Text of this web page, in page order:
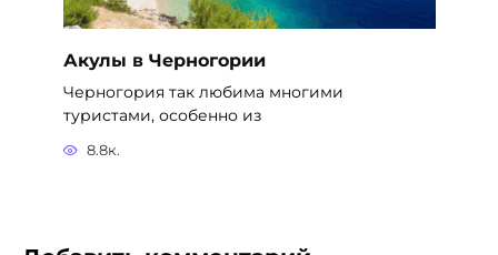
Акулы в Черногории
Черногория так любима многими
туристами, особенно из
8.8к.